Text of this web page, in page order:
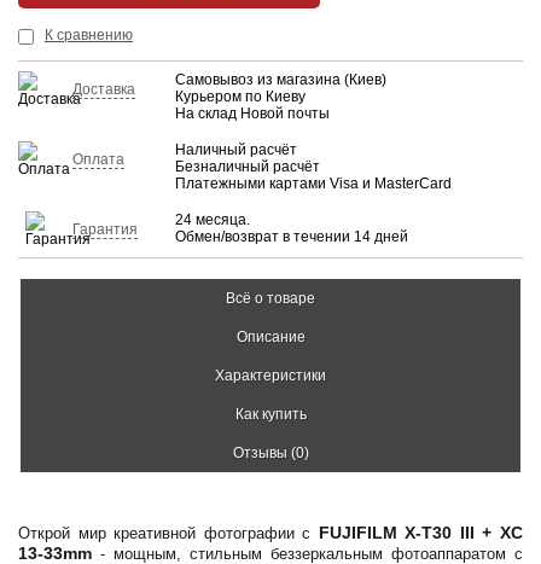
К сравнению
Доставка
Самовывоз из магазина (Киев)
Курьером по Киеву
На склад Новой почты
Оплата
Наличный расчёт
Безналичный расчёт
Платежными картами Visa и MasterCard
Гарантия
24 месяца.
Обмен/возврат в течении 14 дней
Всё о товаре
Описание
Характеристики
Как купить
Отзывы (0)
Открой мир креативной фотографии с FUJIFILM X‑T30 III + XC
13‑33mm - мощным, стильным беззеркальным фотоаппаратом с